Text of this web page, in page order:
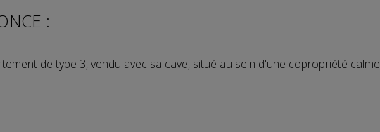
:
de type 3, vendu avec sa cave, situé au sein d'une copropriété